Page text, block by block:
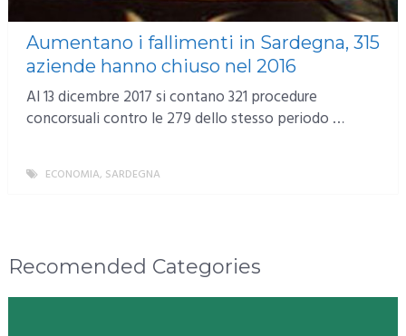
Aumentano i fallimenti in Sardegna, 315
aziende hanno chiuso nel 2016
Al 13 dicembre 2017 si contano 321 procedure
concorsuali contro le 279 dello stesso periodo …
ECONOMIA, SARDEGNA
Recomended Categories